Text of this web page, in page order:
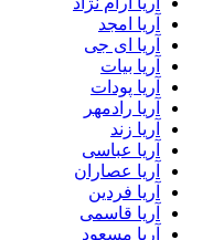
آریا امجد
آریا ای جی
آریا بیات
آریا پودات
آریا رادمهر
آریا زند
آریا عباسی
آریا عصاران
آریا فردین
آریا قاسمی
آریا مسعود